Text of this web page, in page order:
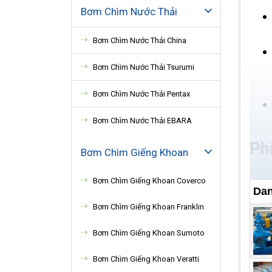
Bơm Chìm Nước Thải
Bơm Chìm Nước Thải China
Bơm Chìm Nước Thải Tsurumi
Bơm Chìm Nước Thải Pentax
Bơm Chìm Nước Thải EBARA
Bơm Chìm Giếng Khoan
Bơm Chìm Giếng Khoan Coverco
Bơm Chìm Giếng Khoan Franklin
Bơm Chìm Giếng Khoan Sumoto
Bơm Chìm Giếng Khoan Veratti
Có